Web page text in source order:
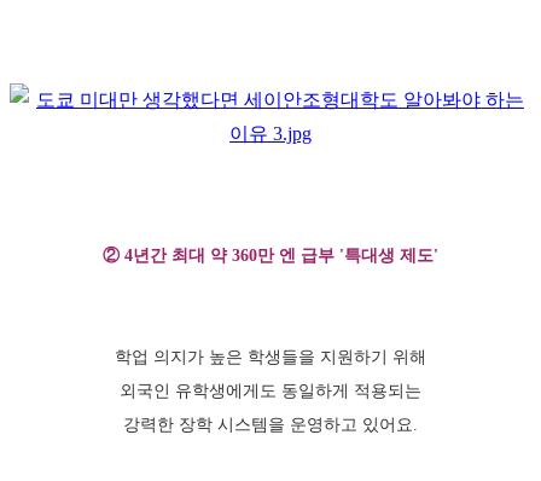
② 4년간 최대 약 360만 엔 급부 '특대생 제도'
학업 의지가 높은 학생들을 지원하기 위해
외국인 유학생에게도 동일하게 적용되는
강력한 장학 시스템을 운영하고 있어요.